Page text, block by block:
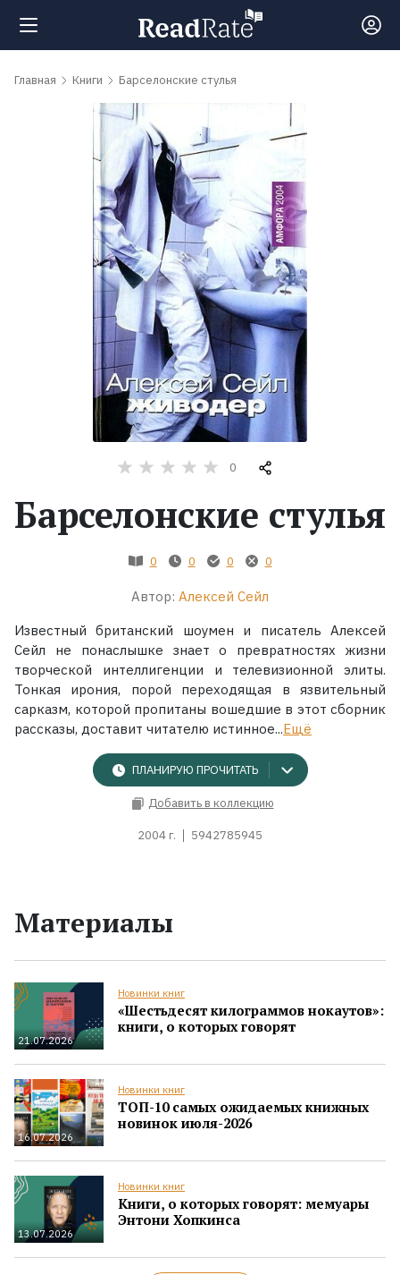
Поиск
Рейтинги
обсуждаемые
Экранизации
Главная Книги Барселонские стулья
0
Барселонские стулья
0 0 0 0
Автор: Алексей Сейл
Известный британский шоумен и писатель Алексей
Сейл не понаслышке знает о превратностях жизни
творческой интеллигенции и телевизионной элиты.
Тонкая ирония, порой переходящая в язвительный
сарказм, которой пропитаны вошедшие в этот сборник
рассказы, доставит читателю истинное...Ещё
ПЛАНИРУЮ ПРОЧИТАТЬ
Добавить в коллекцию
2004 г. 5942785945
Материалы
21.07.2026
Новинки книг
«Шестьдесят килограммов нокаутов»:
книги, о которых говорят
16.07.2026
Новинки книг
ТОП-10 самых ожидаемых книжных
новинок июля-2026
13.07.2026
Новинки книг
Книги, о которых говорят: мемуары
Энтони Хопкинса